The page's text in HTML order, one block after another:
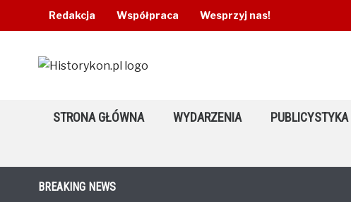
Redakcja Współpraca Wesprzyj nas!
STRONA GŁÓWNA WYDARZENIA PUBLICYSTYKA
BREAKING NEWS